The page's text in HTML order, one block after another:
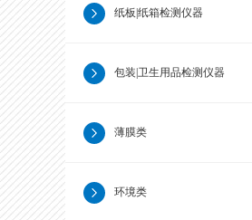
纸板|纸箱检测仪器
包装|卫生用品检测仪器
薄膜类
环境类